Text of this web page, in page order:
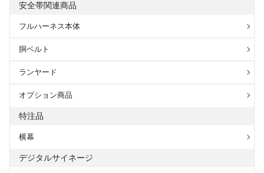
安全帯関連商品
フルハーネス本体
胴ベルト
ランヤード
オプション商品
特注品
横幕
デジタルサイネージ